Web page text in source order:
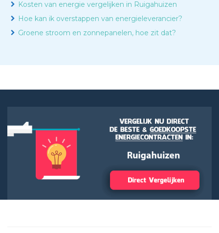
Kosten van energie vergelijken in Ruigahuizen
Hoe kan ik overstappen van energieleverancier?
Groene stroom en zonnepanelen, hoe zit dat?